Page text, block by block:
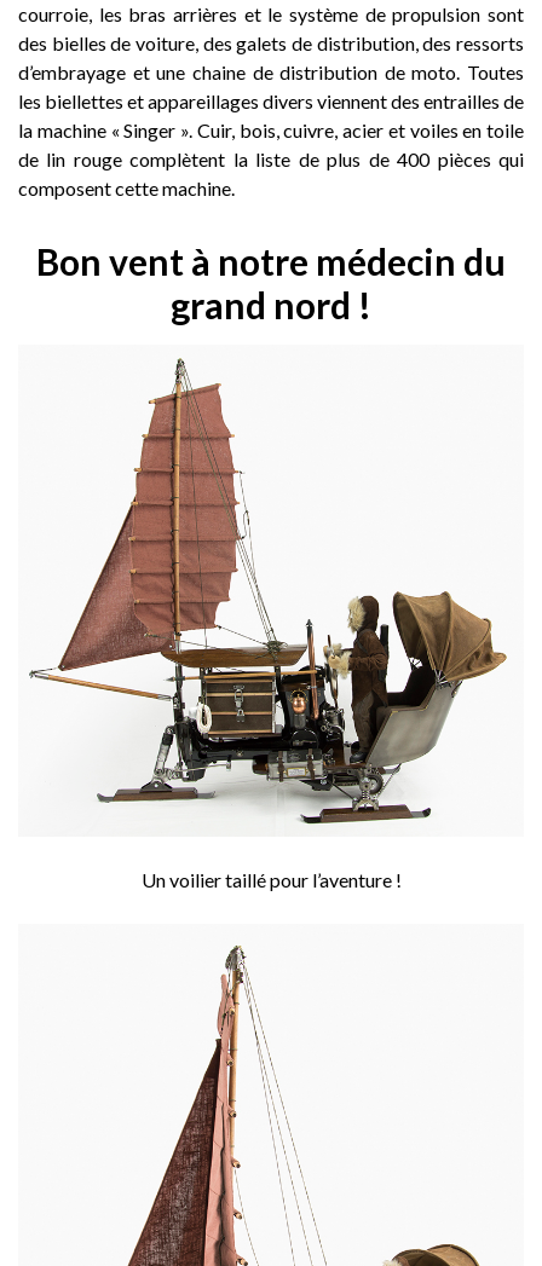
courroie, les bras arrières et le système de propulsion sont
des bielles de voiture, des galets de distribution, des ressorts
d’embrayage et une chaine de distribution de moto. Toutes
les biellettes et appareillages divers viennent des entrailles de
la machine « Singer ». Cuir, bois, cuivre, acier et voiles en toile
de lin rouge complètent la liste de plus de 400 pièces qui
composent cette machine.
Bon vent à notre médecin du
grand nord !
Un voilier taillé pour l’aventure !